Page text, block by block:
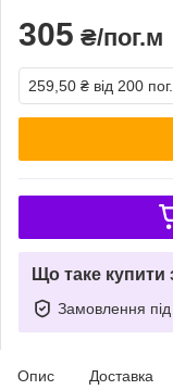
305 ₴/пог.м
259,50 ₴ від 200
Що таке купити
Замовлення
Опис Доставка